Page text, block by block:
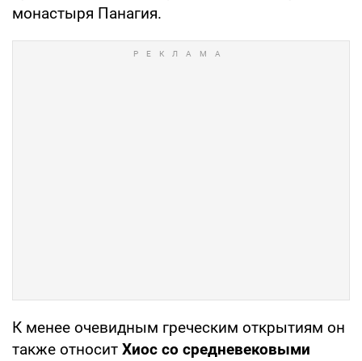
монастыря Панагия.
К менее очевидным греческим открытиям он
также относит Хиос со средневековыми